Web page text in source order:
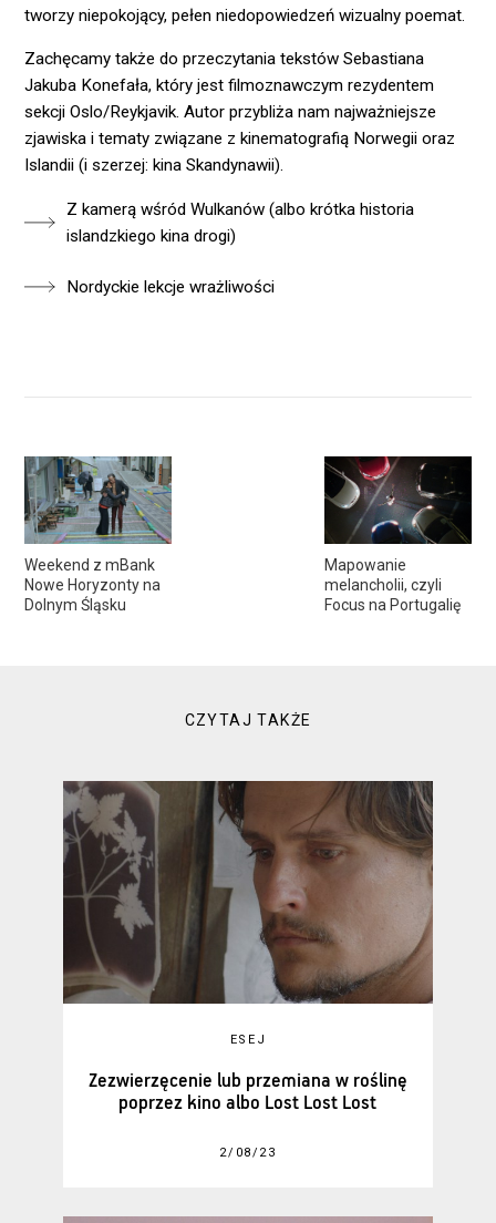
Weekend z mBank
Nowe Horyzonty na
Dolnym Śląsku
Mapowanie
melancholii, czyli
Focus na Portugalię
tworzy niepokojący, pełen niedopowiedzeń wizualny poemat.
Zachęcamy także do przeczytania tekstów Sebastiana
Jakuba Konefała, który jest filmoznawczym rezydentem
sekcji Oslo/Reykjavik. Autor przybliża nam najważniejsze
zjawiska i tematy związane z kinematografią Norwegii oraz
Islandii (i szerzej: kina Skandynawii).
Z kamerą wśród Wulkanów (albo krótka historia
islandzkiego kina drogi)
Nordyckie lekcje wrażliwości
CZYTAJ TAKŻE
ESEJ
Zezwierzęcenie lub przemiana w roślinę
poprzez kino albo Lost Lost Lost
2/08/23